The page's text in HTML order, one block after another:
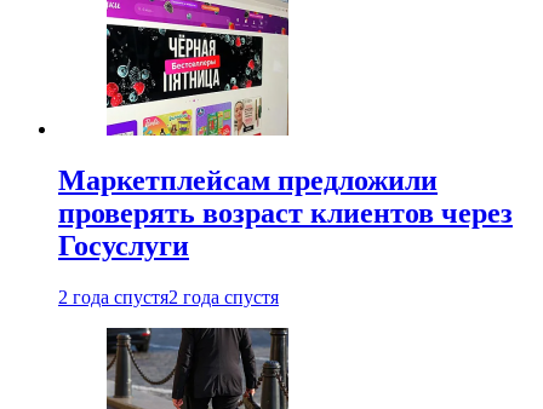
Маркетплейсам предложили
проверять возраст клиентов через
Госуслуги
2 года спустя2 года спустя